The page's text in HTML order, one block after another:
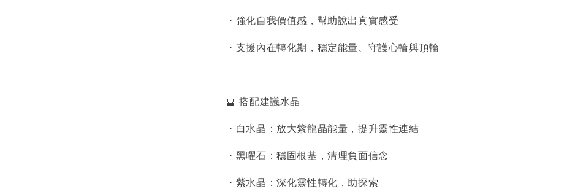
・強化自我價值感，幫助說出真實感受
・支援內在轉化期，穩定能量、守護心輪與頂輪
🔮 搭配建議水晶
・白水晶：放大紫龍晶能量，提升靈性連結
・黑曜石：穩固根基，清理負面信念
・紫水晶：深化靈性轉化，助探索